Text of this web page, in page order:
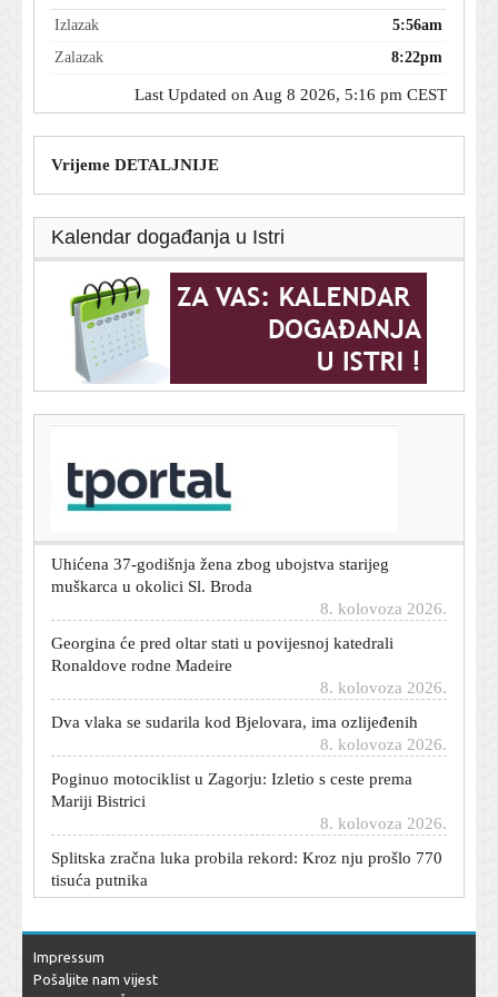
Izlazak
5:56am
Zalazak
8:22pm
Last Updated on Aug 8 2026, 5:16 pm CEST
Vrijeme DETALJNIJE
Kalendar događanja u Istri
T-portal.hr
BBB i Torcida se mlatili na zagrebačkom aerodromu.
Procurio video sukoba
Uhićena 37-godišnja žena zbog ubojstva starijeg
muškarca u okolici Sl. Broda
Georgina će pred oltar stati u povijesnoj katedrali
Ronaldove rodne Madeire
Dva vlaka se sudarila kod Bjelovara, ima ozlijeđenih
8. kolovoza 2026.
Poginuo motociklist u Zagorju: Izletio s ceste prema
Mariji Bistrici
Splitska zračna luka probila rekord: Kroz nju prošlo 770
tisuća putnika
još jedan igrač ima problem
Impressum
Pošaljite nam vijest